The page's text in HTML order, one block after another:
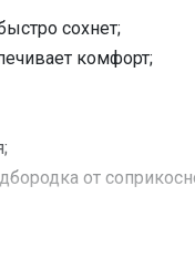
сохнет;
комфорт;
от